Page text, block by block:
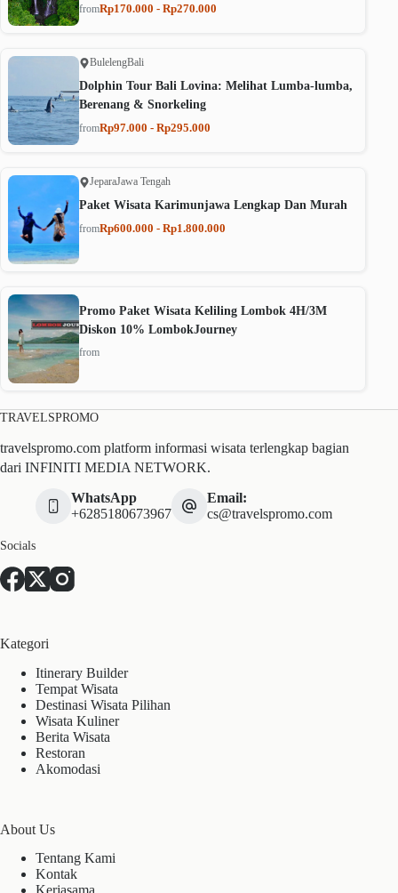
fromRp170.000 - Rp270.000
BulelengBali
Dolphin Tour Bali Lovina: Melihat Lumba-lumba,
Berenang & Snorkeling
fromRp97.000 - Rp295.000
JeparaJawa Tengah
Paket Wisata Karimunjawa Lengkap Dan Murah
fromRp600.000 - Rp1.800.000
Promo Paket Wisata Keliling Lombok 4H/3M
Diskon 10% LombokJourney
from
TRAVELSPROMO
travelspromo.com platform informasi wisata terlengkap bagian
dari INFINITI MEDIA NETWORK.
WhatsApp
+6285180673967
Email:
cs@travelspromo.com
Socials
Kategori
Itinerary Builder
Tempat Wisata
Destinasi Wisata Pilihan
Wisata Kuliner
Berita Wisata
Restoran
Akomodasi
About Us
Tentang Kami
Kontak